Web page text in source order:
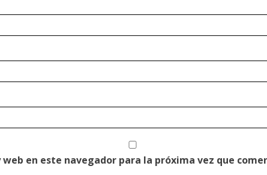
en este navegador para la próxima vez que